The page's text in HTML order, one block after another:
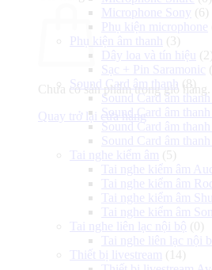
Chưa có sản phẩm trong giỏ hàng.
Quay trở lại cửa hàng
Microphone Sony (6)
Phụ kiện microphone
Phụ kiện âm thanh
(3)
Dây loa và tín hiệu
(2)
Sạc + Pin Saramonic
Sound Card âm thanh (8)
Sound Card âm
Sound Card âm
Sound Card âm
Sound Card âm thanh
Tai nghe kiểm âm (5)
Tai nghe kiểm âm
Tai nghe kiểm âm
Tai nghe kiểm âm
Tai nghe kiểm âm
Tai nghe liên lạc nội bộ (0)
Tai nghe liên lạc nội
Thiết bị livestream (14)